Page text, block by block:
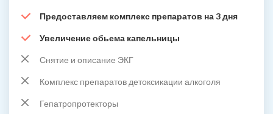
Предоставляем комплекс препаратов на 3 дня
Увеличение обьема капельницы
Снятие и описание ЭКГ
Комплекс препаратов детоксикации алкоголя
Гепатропротекторы